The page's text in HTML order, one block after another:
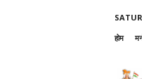
होम